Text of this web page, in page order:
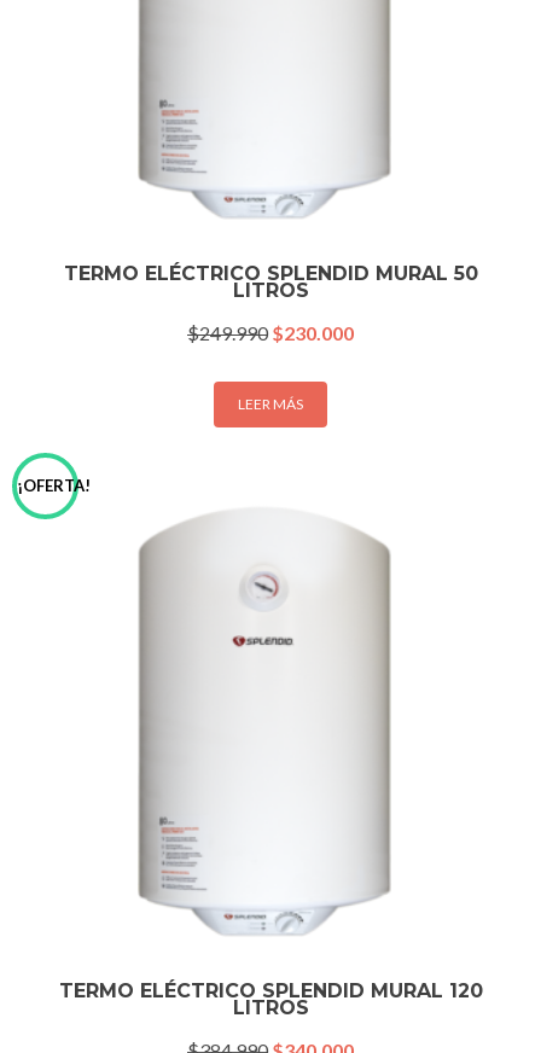
TERMO ELÉCTRICO SPLENDID MURAL 50
LITROS
$249.990 El
original
era:
$249.990.
$230.000El
LEER MÁS
¡OFERTA!
TERMO ELÉCTRICO SPLENDID MURAL 120
LITROS